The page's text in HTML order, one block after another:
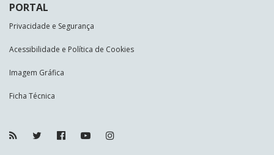
PORTAL
Privacidade e Segurança
Acessibilidade e Política de Cookies
Imagem Gráfica
Ficha Técnica